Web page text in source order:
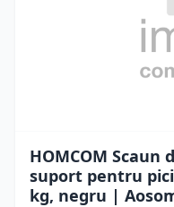
HOMCOM Scaun
suport pentru
kg, negru |